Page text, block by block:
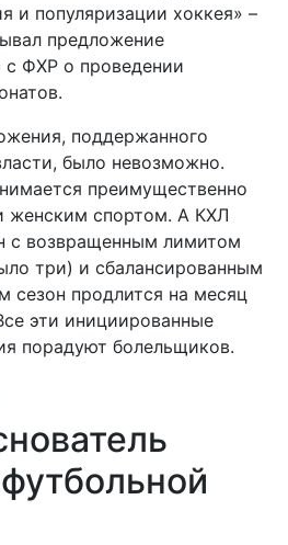
и популяризации хоккея» –
предложение
с ФХР о проведении
поддержанного
было невозможно.
преимущественно
женским спортом. А КХЛ
с возвращенным лимитом
три) и сбалансированным
сезон продлится на месяц
эти инициированные
порадуют болельщиков.